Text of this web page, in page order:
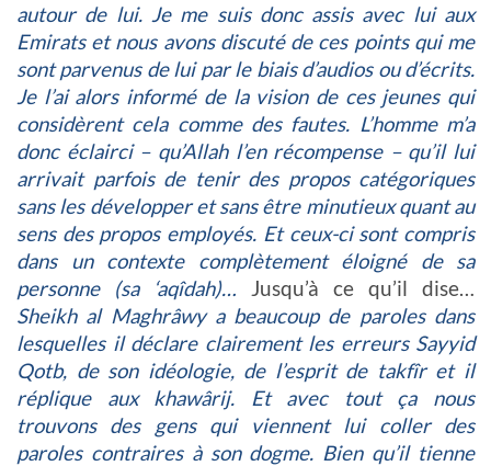
autour de lui. Je me suis donc assis avec lui aux
Emirats et nous avons discuté de ces points qui me
sont parvenus de lui par le biais d’audios ou d’écrits.
Je l’ai alors informé de la vision de ces jeunes qui
considèrent cela comme des fautes. L’homme m’a
donc éclairci – qu’Allah l’en récompense – qu’il lui
arrivait parfois de tenir des propos catégoriques
sans les développer et sans être minutieux quant au
sens des propos employés. Et ceux-ci sont compris
dans un contexte complètement éloigné de sa
personne (sa ‘aqîdah)… Jusqu’à ce qu’il dise…
Sheikh al Maghrâwy a beaucoup de paroles dans
lesquelles il déclare clairement les erreurs Sayyid
Qotb, de son idéologie, de l’esprit de takfîr et il
réplique aux khawârij. Et avec tout ça nous
trouvons des gens qui viennent lui coller des
paroles contraires à son dogme. Bien qu’il tienne